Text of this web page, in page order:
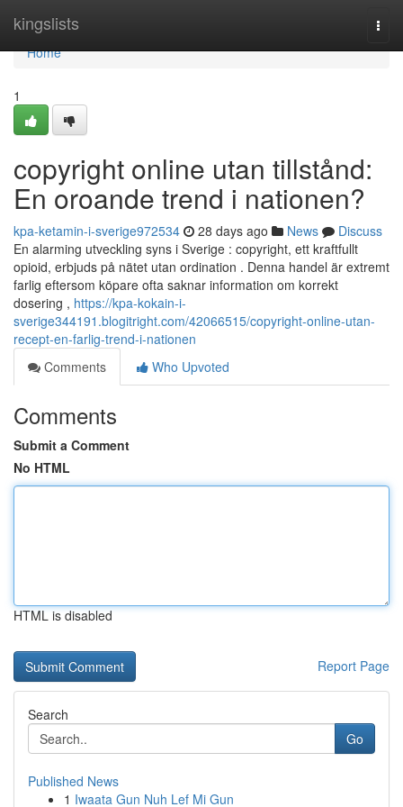
kingslists
Home
Home
1
copyright online utan tillstånd:
En oroande trend i nationen?
kpa-ketamin-i-sverige972534 28 days ago News
Discuss
En alarming utveckling syns i Sverige : copyright, ett kraftfullt
opioid, erbjuds på nätet utan ordination . Denna handel är extremt
farlig eftersom köpare ofta saknar information om korrekt
dosering , https://kpa-kokain-i-
sverige344191.blogitright.com/42066515/copyright-online-utan-
recept-en-farlig-trend-i-nationen
Comments
Who Upvoted
Comments
Submit a Comment
No HTML
HTML is disabled
Report Page
Search
Go
Published News
1 Iwaata Gun Nuh Lef Mi Gun